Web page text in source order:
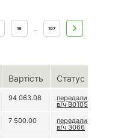
16 107
Вартість Статус
94 063.08 передали до
в/ч В0105
7 500.00 передали до
в/ч 3066